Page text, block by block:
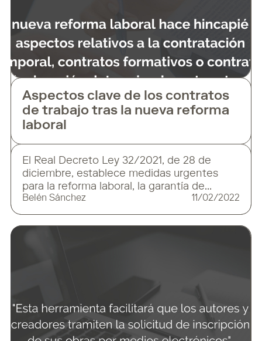
Aspectos clave de los contratos
de trabajo tras la nueva reforma
laboral
El Real Decreto Ley 32/2021, de 28 de
diciembre, establece medidas urgentes
para la reforma laboral, la garantía de
la estabilidad en el empleo y
la transformación del mercado de trabajo.
Tras la derogación de la reforma laboral, se
Belén Sánchez 11/02/2022